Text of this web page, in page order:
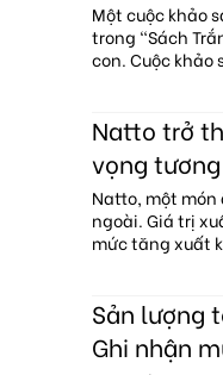
Một cuộc khảo
trong "Sách
con. Cuộc
Natto trở
vọng
Natto, một
ngoài. Giá trị
mức tăng xuất
Sản lượng
Ghi nhận